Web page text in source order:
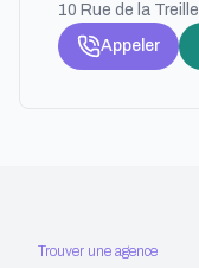
10 Rue de la
Appeler
Trouver une agence